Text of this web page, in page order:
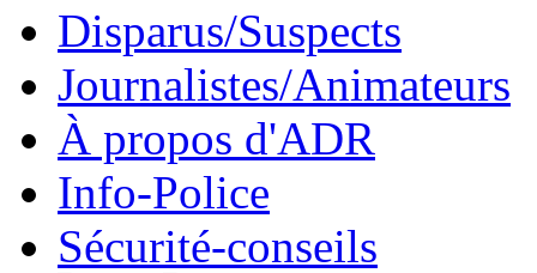
Disparus/Suspects
Journalistes/Animateurs
À propos d'ADR
Info-Police
Sécurité-conseils